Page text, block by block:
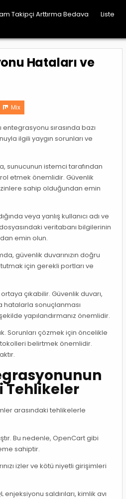
Takipçi Arttırma Bedava Liste
Hataları ve
Mix
sırasında bazı
ilgili yaygın sorunları ve
sunucunun istemci tarafından
etmek önemlidir. Güvenlik
sahip olduğundan emin
veya yanlış kullanıcı adı ve
veritabanı bilgilerinin
emin olun.
güvenlik duvarınızın doğru
için gerekli portları ve
çıkabilir. Güvenlik duvarı,
hatalarla sonuçlanması
yapılandırmanız önemlidir.
Sorunları çözmek için öncelikle
belirtmek önemlidir.
Tehlikeler
arasındaki tehlikelerle
Bu nedenle, OpenCart gibi
sahiptir.
izler ve kötü niyetli girişimleri
saldırıları, kimlik avı